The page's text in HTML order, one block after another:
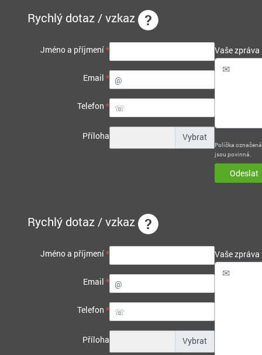
Rychlý dotaz / vzkaz
Jméno a příjmení*
Email *
Telefon *
Příloha
Vaše zpráva
Políčka
jsou povinná.
Odeslat
Rychlý dotaz / vzkaz
Jméno a příjmení*
Email *
Telefon *
Příloha
Vaše zpráva